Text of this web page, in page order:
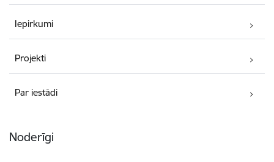
Iepirkumi
Projekti
Par iestādi
Noderīgi